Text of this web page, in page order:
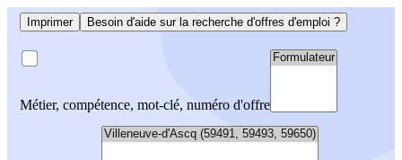
Imprimer Besoin d'aide sur la recherche d'offres d'emploi ?
Métier, compétence, mot-clé, numéro d'offre